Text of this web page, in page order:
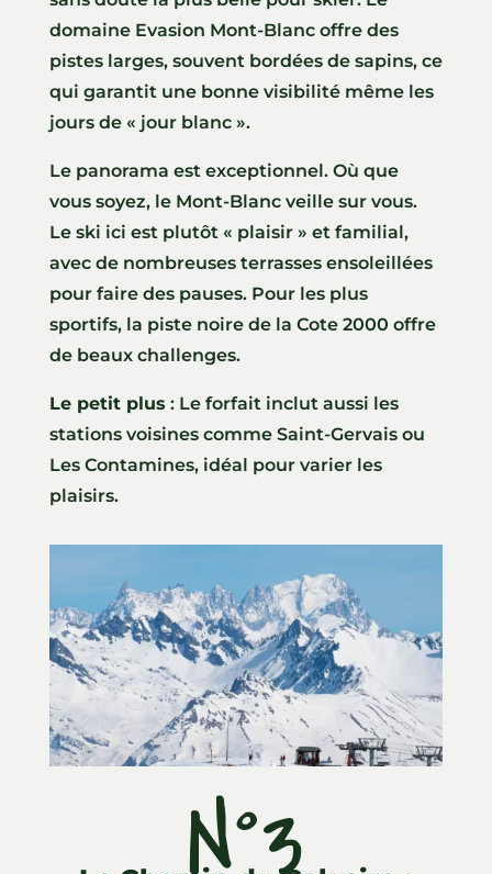
domaine Evasion Mont-Blanc offre des
pistes larges, souvent bordées de sapins, ce
qui garantit une bonne visibilité même les
jours de « jour blanc ».
Le panorama est exceptionnel. Où que
vous soyez, le Mont-Blanc veille sur vous.
Le ski ici est plutôt « plaisir » et familial,
avec de nombreuses terrasses ensoleillées
pour faire des pauses. Pour les plus
sportifs, la piste noire de la Cote 2000 offre
de beaux challenges.
Le petit plus : Le forfait inclut aussi les
stations voisines comme Saint-Gervais ou
Les Contamines, idéal pour varier les
plaisirs.
N°3